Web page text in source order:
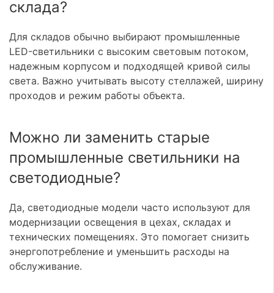
склада?
Для складов обычно выбирают промышленные
LED-светильники с высоким световым потоком,
надежным корпусом и подходящей кривой силы
света. Важно учитывать высоту стеллажей, ширину
проходов и режим работы объекта.
Можно ли заменить старые
промышленные светильники на
светодиодные?
Да, светодиодные модели часто используют для
модернизации освещения в цехах, складах и
технических помещениях. Это помогает снизить
энергопотребление и уменьшить расходы на
обслуживание.